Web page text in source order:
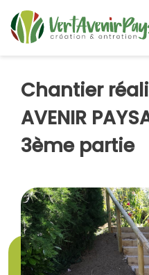
Chantier
AVENIR
3ème partie